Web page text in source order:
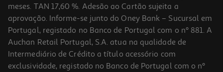
meses. TAN 17,60 %. Adesão ao Cartão sujeita a
aprovação. Informe-se junto do Oney Bank – Sucursal em
Portugal, registado no Banco de Portugal com o nº 881. A
Auchan Retail Portugal, S.A. atua na qualidade de
Intermediário de Crédito a título acessório com
exclusividade, registado no Banco de Portugal com o nº